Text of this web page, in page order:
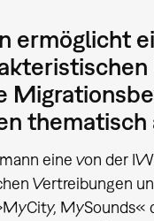
ermöglicht
eine von der
Vertreibungen
MySounds«